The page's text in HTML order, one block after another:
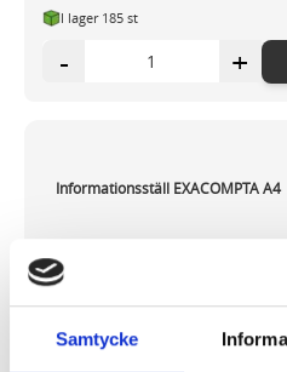
Samtycke
I lager 185 st
- +
Informationsställ EXACOMPTA A4